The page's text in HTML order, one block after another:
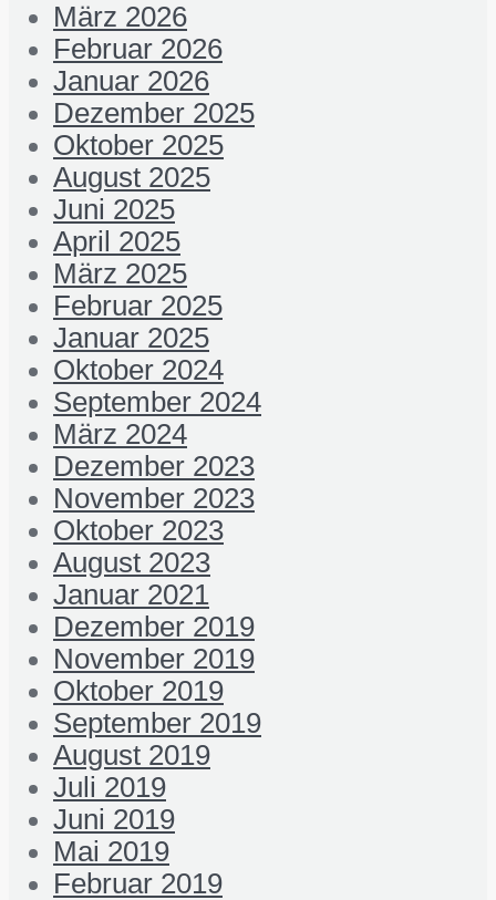
März 2026
Februar 2026
Januar 2026
Dezember 2025
Oktober 2025
August 2025
Juni 2025
April 2025
März 2025
Februar 2025
Januar 2025
Oktober 2024
September 2024
März 2024
Dezember 2023
November 2023
Oktober 2023
August 2023
Januar 2021
Dezember 2019
November 2019
Oktober 2019
September 2019
August 2019
Juli 2019
Juni 2019
Mai 2019
Februar 2019